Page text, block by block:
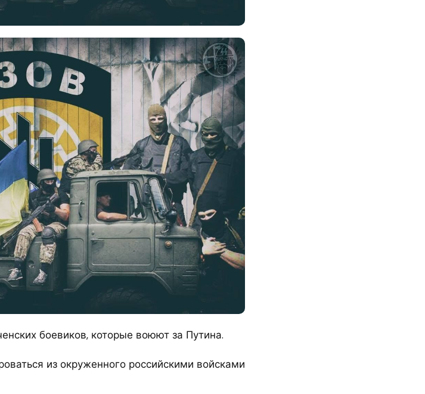
боевиков, которые воюют за Путина.
из окруженного российскими войсками